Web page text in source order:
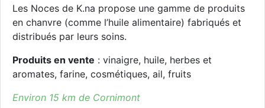
Les Noces de K.na propose une gamme de produits
en chanvre (comme l’huile alimentaire) fabriqués et
distribués par leurs soins.
Produits en vente : vinaigre, huile, herbes et
aromates, farine, cosmétiques, ail, fruits
Environ 15 km de Cornimont